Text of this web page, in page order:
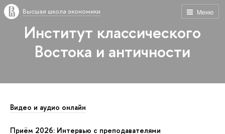
Меню
Высшая школа экономики
Институт классического
Востока и античности
Видео и аудио онлайн
Приём 2026: Интервью с преподавателями